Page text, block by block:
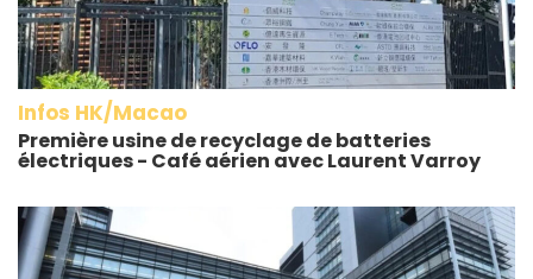
Infos HK/Macao
Première usine de recyclage de batteries
électriques - Café aérien avec Laurent Varroy